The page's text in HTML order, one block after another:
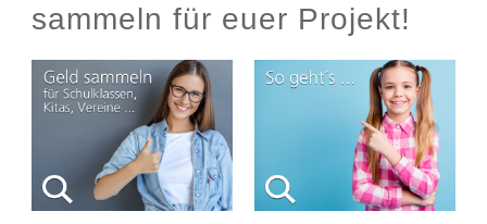
sammeln für euer Projekt!